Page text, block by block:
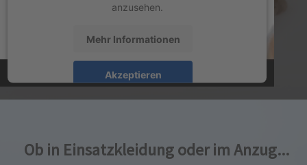
anzusehen.
Mehr Informationen
Akzeptieren
powered byUsercentrics Consent Management
Ob in Einsatzkleidung oder im Anzug...